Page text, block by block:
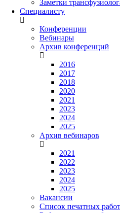
Заметки
Специалисту
Конференции
Вебинары
Архив конференций
2016
2017
2018
2020
2021
2023
2024
2025
Архив вебинаров
2021
2022
2023
2024
2025
Вакансии
Список печатных работ